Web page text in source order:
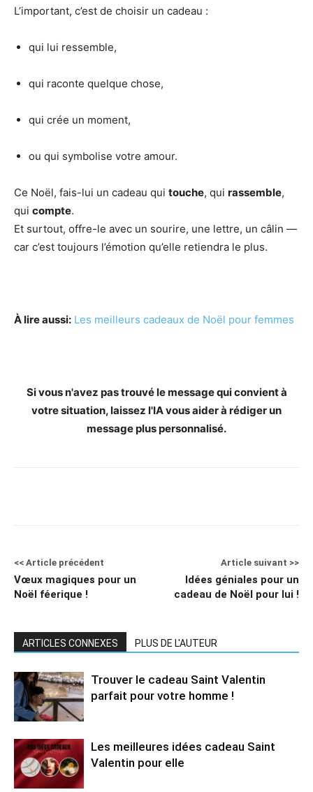
L’important, c’est de choisir un cadeau :
qui lui ressemble,
qui raconte quelque chose,
qui crée un moment,
ou qui symbolise votre amour.
Ce Noël, fais-lui un cadeau qui touche, qui rassemble,
qui compte.
Et surtout, offre-le avec un sourire, une lettre, un câlin —
car c’est toujours l’émotion qu’elle retiendra le plus.
À lire aussi: Les meilleurs cadeaux de Noël pour femmes
Si vous n'avez pas trouvé le message qui convient à
votre situation, laissez l'IA vous aider à rédiger un
message plus personnalisé.
<< Article précédent
Vœux magiques pour un
Noël féerique !
Article suivant >>
Idées géniales pour un
cadeau de Noël pour lui !
ARTICLES CONNEXES PLUS DE L'AUTEUR
Trouver le cadeau Saint Valentin
parfait pour votre homme !
Les meilleures idées cadeau Saint
Valentin pour elle